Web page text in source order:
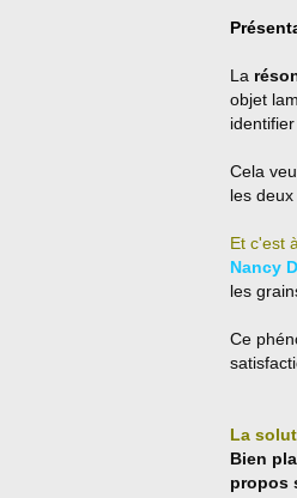
La
objet
Cela
les
Et c'est
Nancy
les
Ce
La
Bien
propos